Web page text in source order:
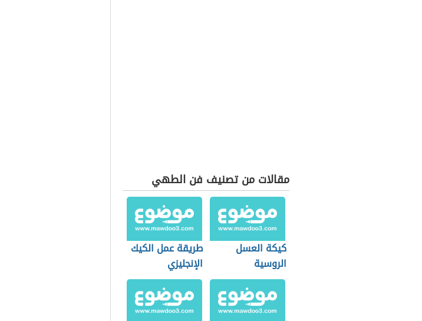
مقالات من تصنيف فن الطهي
كيكة العسل
الروسية
طريقة عمل الكيك
الإنجليزي